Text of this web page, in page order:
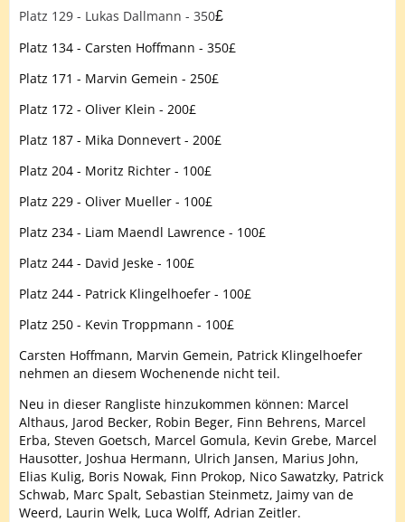
Platz 129 - Lukas Dallmann - 350£
Platz 134 - Carsten Hoffmann - 350£
Platz 171 - Marvin Gemein - 250£
Platz 172 - Oliver Klein - 200£
Platz 187 - Mika Donnevert - 200£
Platz 204 - Moritz Richter - 100£
Platz 229 - Oliver Mueller - 100£
Platz 234 - Liam Maendl Lawrence - 100£
Platz 244 - David Jeske - 100£
Platz 244 - Patrick Klingelhoefer - 100£
Platz 250 - Kevin Troppmann - 100£
Carsten Hoffmann, Marvin Gemein, Patrick Klingelhoefer
nehmen an diesem Wochenende nicht teil.
Neu in dieser Rangliste hinzukommen können: Marcel
Althaus, Jarod Becker, Robin Beger, Finn Behrens, Marcel
Erba, Steven Goetsch, Marcel Gomula, Kevin Grebe, Marcel
Hausotter, Joshua Hermann, Ulrich Jansen, Marius John,
Elias Kulig, Boris Nowak, Finn Prokop, Nico Sawatzky, Patrick
Schwab, Marc Spalt, Sebastian Steinmetz, Jaimy van de
Weerd, Laurin Welk, Luca Wolff, Adrian Zeitler.